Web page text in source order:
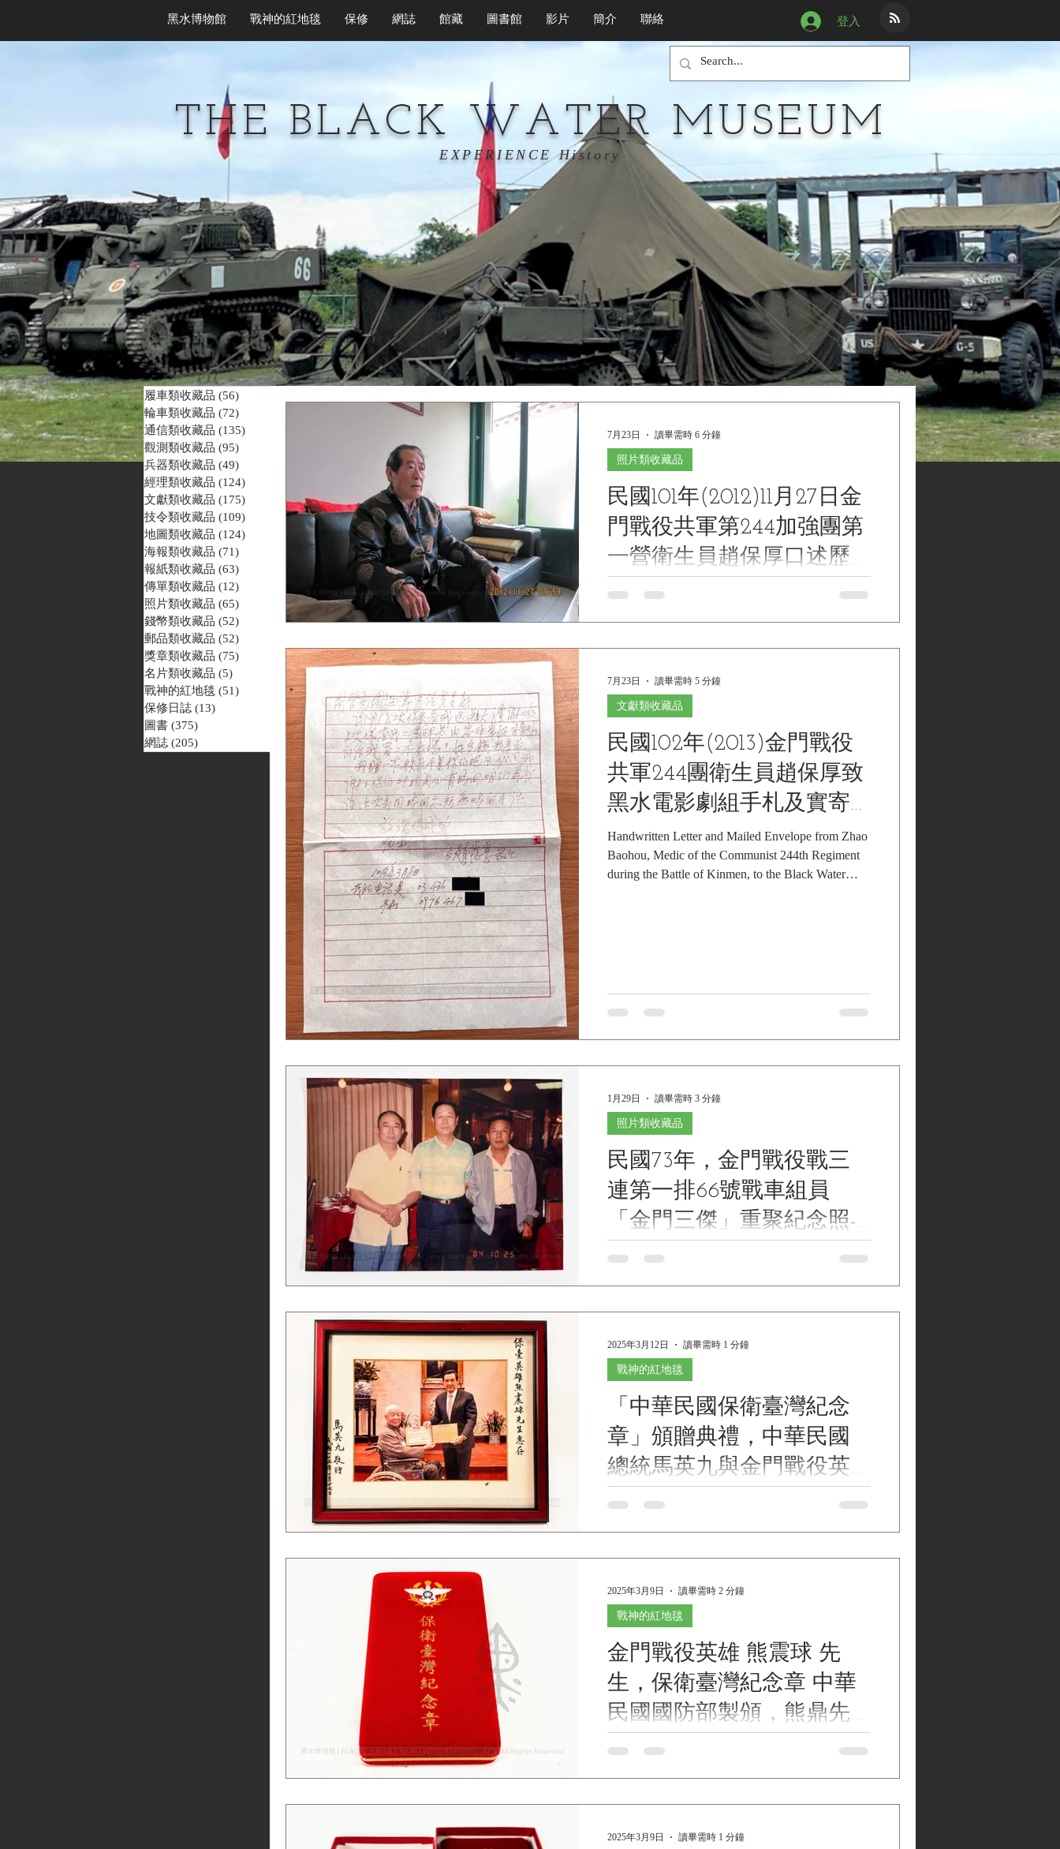
黑水博物館 戰神的紅地毯 保修 網誌 館藏 圖書館 影片 簡介 聯絡 登入
THE BLACK WATER MUSEUM
EXPERIENCE History
履車類收藏品 (56)
輪車類收藏品 (72)
通信類收藏品 (135)
觀測類收藏品 (95)
兵器類收藏品 (49)
經理類收藏品 (124)
文獻類收藏品 (175) 175 篇文章
技令類收藏品 (109) 109 篇文章
地圖類收藏品 (124)
海報類收藏品 (71)
報紙類收藏品 (63)
傳單類收藏品 (12)
照片類收藏品 (65) 65 篇文章
錢幣類收藏品 (52) 52 篇文章
郵品類收藏品 (52)
獎章類收藏品 (75) 75 篇文章
名片類收藏品 (5)
戰神的紅地毯 (51) 51 篇文章
保修日誌 (13)
圖書 (375)
網誌 (205)
民國101年(2012)11月27日金
門戰役共軍第244加強團第
一營衛生員趙保厚口述歷
史訪談照片集
Photographic Record of the Oral History Interview
Battalion, during the Battle of Kinmen, November
第244加強團第一營衛生員趙保厚口述歷史訪談
照片集《Black Water Museum Collections | 黑水
年(2012)11月27日金門戰役共軍第244加強團第
一營衛生員趙保厚口述歷史訪談照片集 英文名
稱：Photographic Record of the Oral History
Interview with Zhao Baohou, Medic of the Chinese
Communist 244th Reinforced Regiment, 1st Ba
照片類收藏品
7月23日 讀畢需時 6 分鐘
民國102年(2013)金門戰役
共軍244團衛生員趙保厚致
黑水電影劇組手札及實寄
封
Handwritten Letter and Mailed Envelope from Zhao
Baohou, Medic of the Communist 244th Regiment
during the Battle of Kinmen, to the Black Water
Letter and Mailed Envelope from Zhao Baohou,
Battle of Kinmen, to the Black Water Film Crew,
2013 發行日期：民國102年(2013)3
文獻類收藏品
7月23日 讀畢需時 5 分鐘
民國73年，金門戰役戰三
連第一排66號戰車組員
「金門三傑」重聚紀念照-
熊震球 贈
1984 Reunion Commemorative Photo of the "Three
金門戰役戰三連第一排66號戰車組員「金門三
Museum Collections | 黑水博物館館藏》 民國73
年，金門戰役「金門三傑」重聚紀念照 1. 基本
一排66號戰車組員「金門三傑」重聚紀念照-熊
震球 贈 英文名稱 ：1984 Reunion
Commemorative Photo of the "Three Heroes of
Kinmen" (Crew of Tank No. 66, Battle of Kinmen) -
(1984) 拍照單位 ：私人拍攝 館藏單位 ：黑水博
照片類收藏品
1月29日 讀畢需時 3 分鐘
「中華民國保衛臺灣紀念
章」頒贈典禮，中華民國
總統馬英九與金門戰役英
雄熊震球合影紀念，民國
105年1月27日
「中華民國保衛臺灣紀念章」頒贈典禮，中華
《Black Water Museum Collections | 黑水博物館
戰神的紅地毯
2025年3月12日 讀畢需時 1 分鐘
金門戰役英雄 熊震球 先
生，保衛臺灣紀念章 中華
民國國防部製頒，熊鼎先
生捐贈
金門戰役英雄 熊震球 先生，保衛臺灣紀念章 中
第1050000001號 中華民國保衛臺灣紀念章 中華
念民國38年（1949年）以後，參與歷次臺澎金
戰神的紅地毯
2025年3月9日 讀畢需時 2 分鐘
2025年3月9日 讀畢需時 1 分鐘